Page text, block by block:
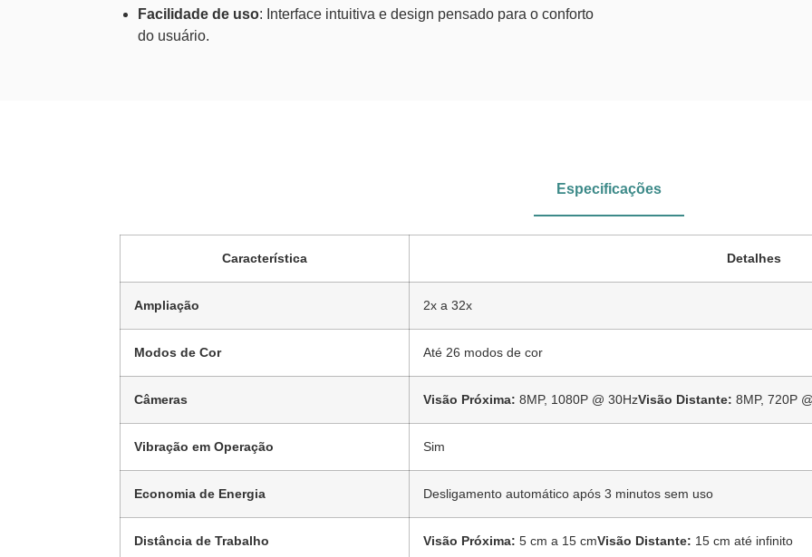
Facilidade de uso: Interface intuitiva e design pensado para o conforto
do usuário.
Especificações
Característica Detalhes
Ampliação 2x a 32x
Modos de Cor Até 26 modos de cor
Câmeras Visão Próxima: 8MP, 1080P @ 30HzVisão Distante: 8MP, 720P
Vibração em Operação Sim
Economia de Energia Desligamento automático após 3 minutos sem uso
Distância de Trabalho Visão Próxima: 5 cm a 15 cmVisão Distante: 15 cm até infinito